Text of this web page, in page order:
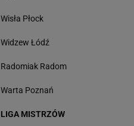
Wisła Płock
Widzew Łódź
Radomiak Radom
Warta Poznań
LIGA MISTRZÓW